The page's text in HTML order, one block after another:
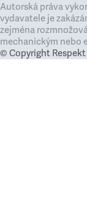
Autorská práva
vydavatele je
zejména
mechanickým nebo
© Copyright Respekt